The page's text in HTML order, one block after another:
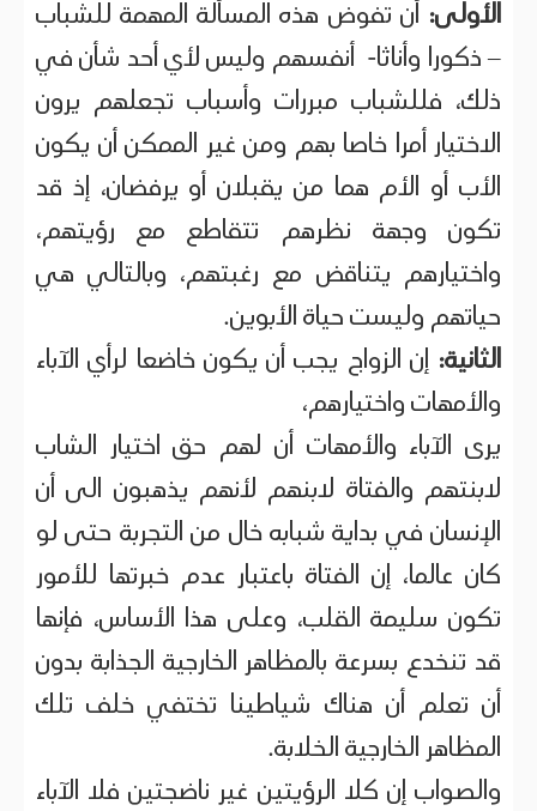
الأولى: أن تفوض هذه المسألة المهمة للشباب
– ذكورا وأناثا- أنفسهم وليس لأي أحد شأن في
ذلك، فللشباب مبررات وأسباب تجعلهم يرون
الاختيار أمرا خاصا بهم ومن غير الممكن أن يكون
الأب أو الأم هما من يقبلان أو يرفضان، إذ قد
تكون وجهة نظرهم تتقاطع مع رؤيتهم،
واختيارهم يتناقض مع رغبتهم، وبالتالي هي
حياتهم وليست حياة الأبوين.
الثانية: إن الزواج يجب أن يكون خاضعا لرأي الآباء
والأمهات واختيارهم،
يرى الآباء والأمهات أن لهم حق اختيار الشاب
لابنتهم والفتاة لابنهم لأنهم يذهبون الى أن
الإنسان في بداية شبابه خال من التجربة حتى لو
كان عالما، إن الفتاة باعتبار عدم خبرتها للأمور
تكون سليمة القلب، وعلى هذا الأساس، فإنها
قد تنخدع بسرعة بالمظاهر الخارجية الجذابة بدون
أن تعلم أن هناك شياطينا تختفي خلف تلك
المظاهر الخارجية الخلابة.
والصواب إن كلا الرؤيتين غير ناضجتين فلا الآباء